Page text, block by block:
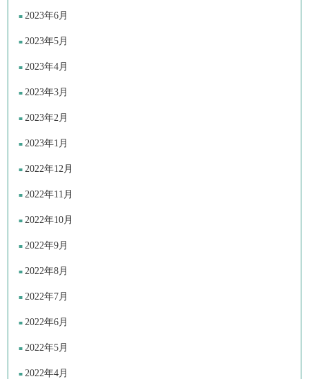
2023年6月
2023年5月
2023年4月
2023年3月
2023年2月
2023年1月
2022年12月
2022年11月
2022年10月
2022年9月
2022年8月
2022年7月
2022年6月
2022年5月
2022年4月